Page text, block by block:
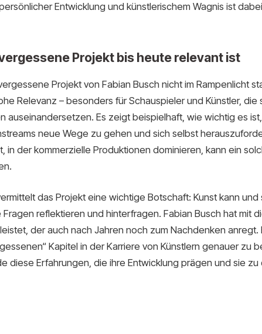
Entwicklung und künstlerischem Wagnis ist
Projekt bis heute relevant ist
Projekt von Fabian Busch nicht im Rampenlicht
Relevanz – besonders für Schauspieler und Künstler, die
auseinandersetzen. Es zeigt beispielhaft, wie wichtig es
neue Wege zu gehen und sich selbst
in der kommerzielle Produktionen dominieren, kann ein
das Projekt eine wichtige Botschaft: Kunst kann und
reflektieren und hinterfragen. Fabian Busch hat mit
der auch nach Jahren noch zum Nachdenken anregt.
Kapitel in der Karriere von Künstlern genauer zu
diese Erfahrungen, die ihre Entwicklung prägen und sie zu